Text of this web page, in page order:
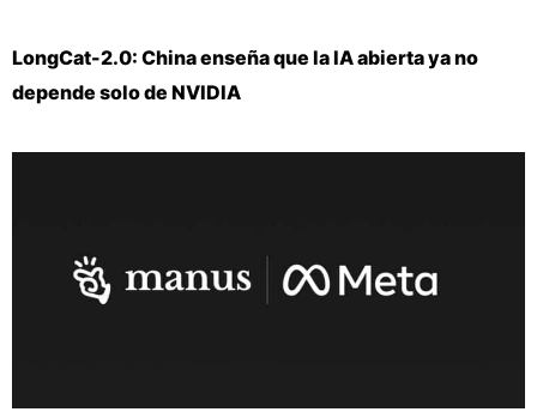
LongCat-2.0: China enseña que la IA abierta ya no
depende solo de NVIDIA